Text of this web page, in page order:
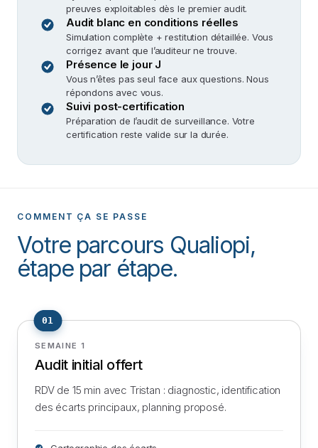
preuves exploitables dès le premier audit.
Audit blanc en conditions réelles
Simulation complète + restitution détaillée. Vous
corrigez avant que l’auditeur ne trouve.
Présence le jour J
Vous n’êtes pas seul face aux questions. Nous
répondons avec vous.
Suivi post-certification
Préparation de l’audit de surveillance. Votre
certification reste valide sur la durée.
COMMENT ÇA SE PASSE
Votre parcours Qualiopi,
étape par étape.
01
SEMAINE 1
Audit initial offert
RDV de 15 min avec Tristan : diagnostic, identification
des écarts principaux, planning proposé.